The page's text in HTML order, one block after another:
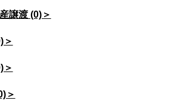
譲渡 (0)＞
＞
＞
＞